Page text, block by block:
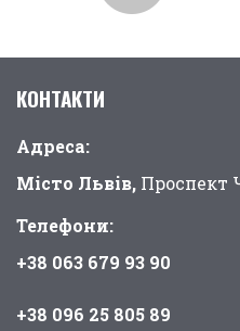
КОНТАКТИ
Адреса:
Місто Львів, Проспект
Телефони:
+38 063 679 93 90
+38 096 25 805 89